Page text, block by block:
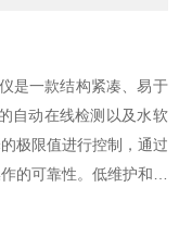
是一款结构紧凑、易于
自动在线检测以及水软
极限值进行控制，通过
的可靠性。低维护和低